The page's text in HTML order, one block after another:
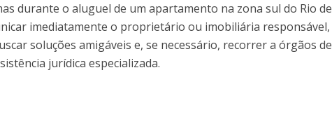
durante o aluguel de um apartamento na zona sul do Rio de
imediatamente o proprietário ou imobiliária responsável,
soluções amigáveis e, se necessário, recorrer a órgãos de
jurídica especializada.